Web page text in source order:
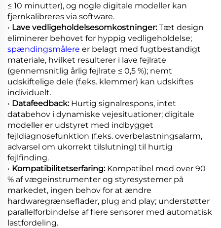
≤ 10 minutter), og nogle digitale modeller kan
fjernkalibreres via software.
• Lave vedligeholdelsesomkostninger:Tæt design
eliminerer behovet for hyppig vedligeholdelse;
spændingsmålere er belagt med fugtbestandigt
materiale, hvilket resulterer i lave fejlrate
(gennemsnitlig årlig fejlrate ≤ 0,5 %); nemt
udskiftelige dele (f.eks. klemmer) kan udskiftes
individuelt.
• Datafeedback: Hurtig signalrespons, intet
databehov i dynamiske vejesituationer; digitale
modeller er udstyret med indbygget
fejldiagnosefunktion (f.eks. overbelastningsalarm,
advarsel om ukorrekt tilslutning) til hurtig
fejlfinding.
• Kompatibilitetserfaring: Kompatibel med over 90
% af vægeinstrumenter og styresystemer på
markedet, ingen behov for at ændre
hardwaregrænseflader, plug and play; understøtter
parallelforbindelse af flere sensorer med automatisk
lastfordeling.